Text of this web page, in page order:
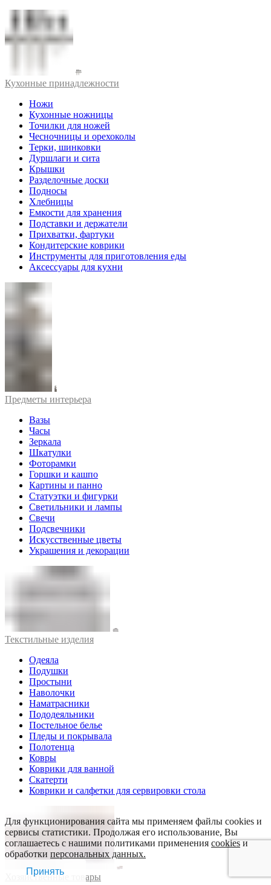
Кухонные принадлежности
Ножи
Кухонные ножницы
Точилки для ножей
Чесночницы и орехоколы
Терки, шинковки
Дуршлаги и сита
Крышки
Разделочные доски
Подносы
Хлебницы
Емкости для хранения
Подставки и держатели
Прихватки, фартуки
Кондитерские коврики
Инструменты для приготовления еды
Аксессуары для кухни
Предметы интерьера
Вазы
Часы
Зеркала
Шкатулки
Фоторамки
Горшки и кашпо
Картины и панно
Статуэтки и фигурки
Светильники и лампы
Свечи
Подсвечники
Искусственные цветы
Украшения и декорации
Текстильные изделия
Одеяла
Подушки
Простыни
Наволочки
Наматрасники
Пододеяльники
Постельное белье
Пледы и покрывала
Полотенца
Ковры
Коврики для ванной
Скатерти
Коврики и салфетки для сервировки стола
Хозяйственные товары
Для функционирования сайта мы применяем файлы cookies и
сервисы статистики. Продолжая его использование, Вы
соглашаетесь с нашими политиками применения cookiesи
обработки персональных данных.
Принять